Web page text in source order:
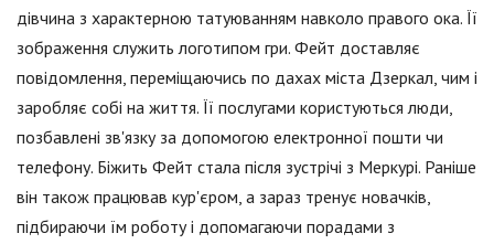
дівчина з характерною татуюванням навколо правого ока. Її
зображення служить логотипом гри. Фейт доставляє
повідомлення, переміщаючись по дахах міста Дзеркал, чим і
заробляє собі на життя. Її послугами користуються люди,
позбавлені зв'язку за допомогою електронної пошти чи
телефону. Біжить Фейт стала після зустрічі з Меркурі. Раніше
він також працював кур'єром, а зараз тренує новачків,
підбираючи їм роботу і допомагаючи порадами з